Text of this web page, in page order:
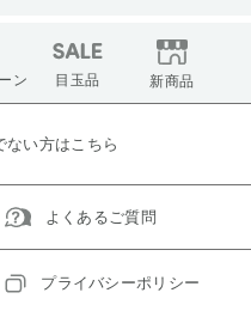
ン 目玉品 新商品
ない方はこちら
よくあるご質問
プライバシーポリシー